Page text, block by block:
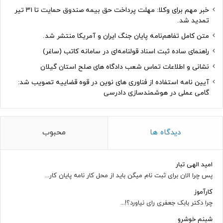
خبر مهم برای وکلا: مهلت پرداخت حق بیمه صندوق حمایت تا ۳۱ تیر
تمدید شد.
متن کامل تفاهم‌نامه پایان جنگ ایران و آمریکا منتشر شد.
راهنمای ساده ثبت اسناد قولنامه‌ای در سامانه کاتب (ساغر)
نشانی و اطلاعات تماس شعب دادگاه های صلح استان گیلان
آیین نامه استفاده از فناوری های نوین در قوه قضاییه تصویب شد:
گامی عملی در هوشمندسازی دادرسی
دیدگاه ها محبوب
امید الهی تبار
پس چرا الان برای ثبت نام میگن باید از محل کار نامه پایان کار...
کارآموز
چرا دکتر بابک جعفری رای نیاورد؟!...
شبنم خوشرو